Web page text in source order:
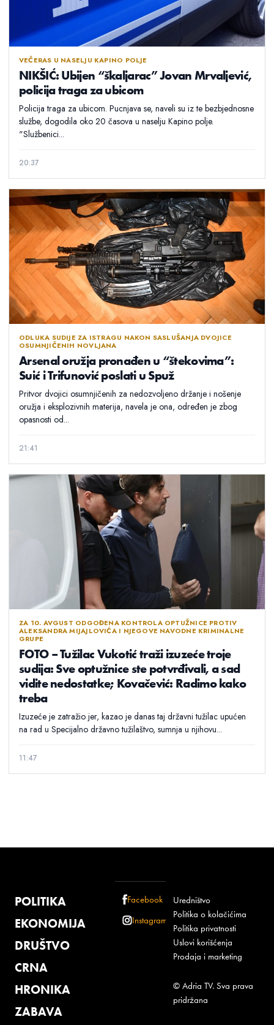
VEČERAS U NASELJU KAPINO POLJE
NIKŠIĆ: Ubijen “škaljarac” Jovan Mrvaljević,
policija traga za ubicom
Policija traga za ubicom. Pucnjava se, naveli su iz te bezbjednosne
službe, dogodila oko 20 časova u naselju Kapino polje.
"Službenici...
20:37
ODLUKA SUDIJE ZA ISTRAGU NAKON SASLUŠANJA DVOJICE
OSUMNJIČENIH NOVLJANA
Arsenal oružja pronađen u “štekovima”:
Suić i Trifunović poslati u Spuž
Pritvor dvojici osumnjičenih za nedozvoljeno držanje i nošenje
oružja i eksplozivnih materija, navela je ona, određen je zbog
opasnosti od...
21:41
ZA 10. AVGUST ODGOĐENA KONTROLA OPTUŽNICE PROTIV
ALEKSANDRA MIJAJLOVIĆA I NJEGOVE NAVODNE KRIMINALNE
GRUPE
FOTO – Tužilac Vukotić traži izuzeće troje
sudija: Sve optužnice ste potvrđivali, a sad
vidite nedostatke; Kovačević: Radimo kako
treba
Izuzeće je zatražio jer, kazao je danas taj državni tužilac upućen
na rad u Specijalno državno tužilaštvo, sumnja u njihovu...
11:47
POLITIKA
EKONOMIJA
DRUŠTVO
CRNA
HRONIKA
ZABAVA
Facebook
Instagram
Uredništvo
Politika o kolačićima
Politika privatnosti
Uslovi korišćenja
Prodaja i marketing
© Adria TV. Sva prava
pridržana